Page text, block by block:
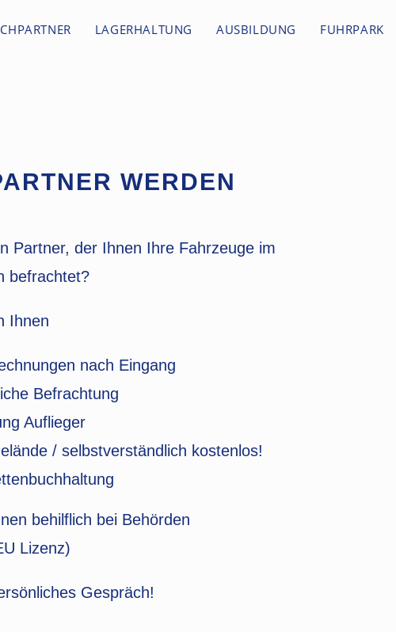
LAGERHALTUNG AUSBILDUNG FUHRPARK
WERDEN
Partner, der Ihnen Ihre Fahrzeuge im
befrachtet?
Ihnen
nach Eingang
Befrachtung
Auflieger
/ selbstverständlich kostenlos!
behilflich bei Behörden
Lizenz)
Gespräch!